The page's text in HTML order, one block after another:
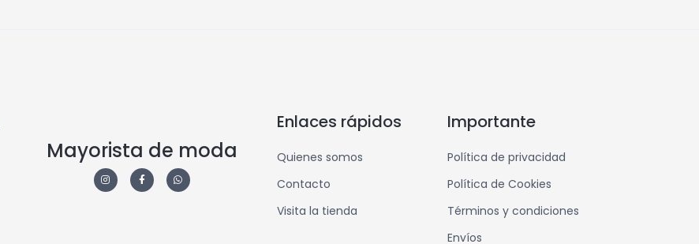
Mayorista de moda
Enlaces rápidos
Quienes somos
Contacto
Visita la tienda
Importante
Política de privacidad
Política de Cookies
Términos y condiciones
Envíos